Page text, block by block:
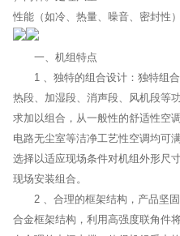
性能（如冷、热量、噪音、密封性
一、机组特点
1 、独特的组合设计：独特组合
热段、加湿段、消声段、风机段等
求加以组合，从一般性的舒适性空
电路无尘室等洁净工艺性空调均可
选择以适应现场条件对机组外形尺
现场安装组合。
2 、合理的框架结构，产品坚固
合金框架结构，利用高强度联角件